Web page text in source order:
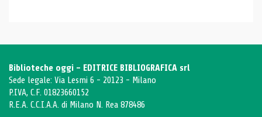
Biblioteche oggi - EDITRICE BIBLIOGRAFICA srl
Sede legale: Via Lesmi 6 - 20123 - Milano
P.IVA, C.F. 01823660152
R.E.A. C.C.I.A.A. di Milano N. Rea 878486